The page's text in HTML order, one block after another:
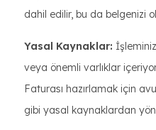
dahil edilir, bu da belgenizi
Yasal Kaynaklar:
veya önemli varlıklar
Faturası hazırlamak için
gibi yasal kaynaklardan